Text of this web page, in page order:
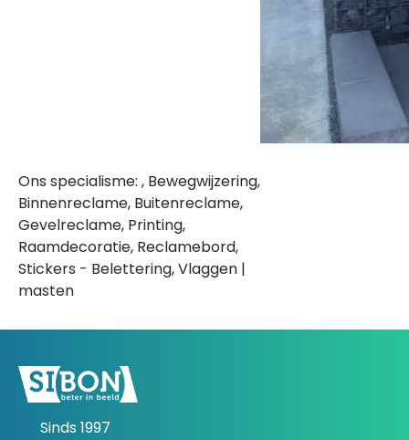
Ons specialisme: , Bewegwijzering,
Binnenreclame, Buitenreclame,
Gevelreclame, Printing,
Raamdecoratie, Reclamebord,
Stickers - Belettering, Vlaggen |
masten
Sinds 1997